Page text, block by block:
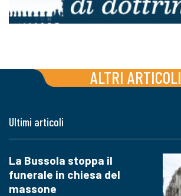
ALTRI ARTICOLI
Ultimi articoli
La Bussola stoppa il
funerale in chiesa del
massone